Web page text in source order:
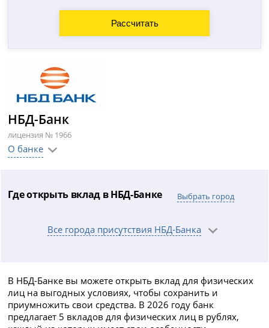
НБД-Банк
лицензия № 1966
О банке
Где открыть вклад в НБД-Банке Выбрать город
Все города присутствия НБД-Банка
В НБД-Банке вы можете открыть вклад для физических
лиц на выгодных условиях, чтобы сохранить и
приумножить свои средства. В 2026 году банк
предлагает 5 вкладов для физических лиц в рублях,